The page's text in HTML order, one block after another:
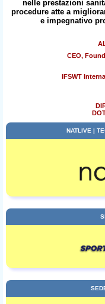
nelle prestazioni
procedure atte a
e impegnativo
CEO,
IFSWT
NATLIVE |